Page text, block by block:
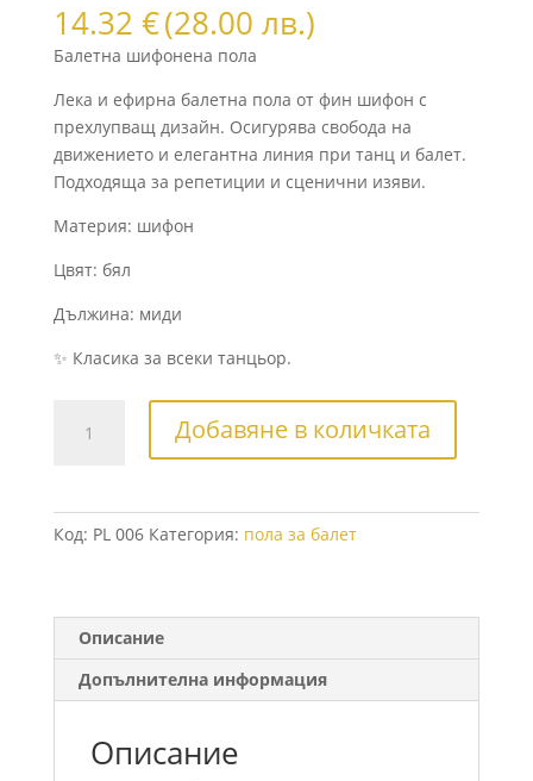
14.32 €(28.00 лв.)
Балетна шифонена пола
Лека и ефирна балетна пола от фин шифон с
прехлупващ дизайн. Осигурява свобода на
движението и елегантна линия при танц и балет.
Подходяща за репетиции и сценични изяви.
Материя: шифон
Цвят: бял
Дължина: миди
✨ Класика за всеки танцьор.
Добавяне в количката
Код: PL 006 Категория: пола за балет
Описание
Допълнителна информация
Описание